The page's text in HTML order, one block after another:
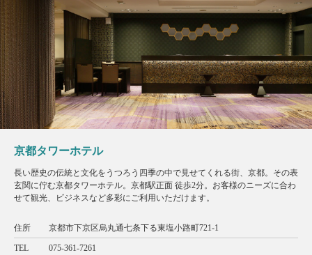
京都タワーホテル
長い歴史の伝統と文化をうつろう四季の中で見せてくれる街、京都。その表
玄関に佇む京都タワーホテル。京都駅正面 徒歩2分。お客様のニーズに合わ
せて観光、ビジネスなど多彩にご利用いただけます。
住所 京都市下京区烏丸通七条下る東塩小路町721-1
TEL 075-361-7261